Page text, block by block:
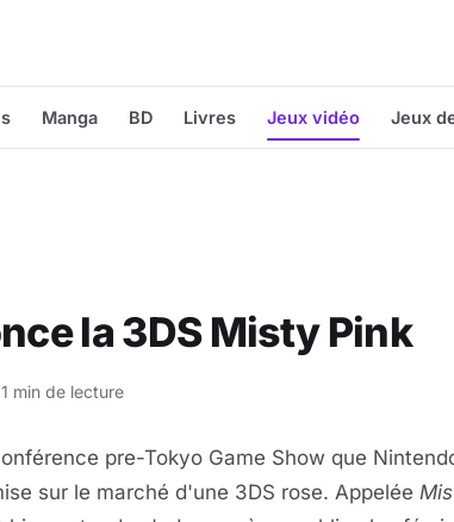
Manga BD Livres Jeux vidéo Jeux
la 3DS Misty Pink
1 min de lecture
pre-Tokyo Game Show que
sur le marché d'une 3DS rose. Appelée